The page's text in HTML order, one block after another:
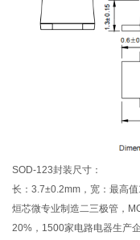
SOD-123封装尺寸：
长：3.7±0.2mm，宽：最高
烜芯微专业制造二三极管，
20%，1500家电路电器生产